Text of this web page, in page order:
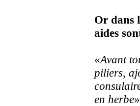
Or dans
aides
«Avant
piliers,
en herbe»